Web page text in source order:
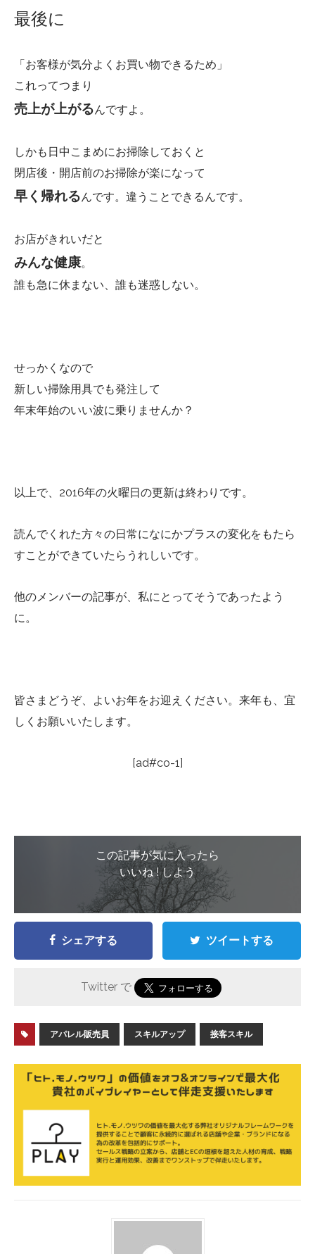
最後に
「お客様が気分よくお買い物できるため」
これってつまり
売上が上がるんですよ。
しかも日中こまめにお掃除しておくと
閉店後・開店前のお掃除が楽になって
早く帰れるんです。違うことできるんです。
お店がきれいだと
みんな健康。
誰も急に休まない、誰も迷惑しない。
せっかくなので
新しい掃除用具でも発注して
年末年始のいい波に乗りませんか？
以上で、2016年の火曜日の更新は終わりです。
読んでくれた方々の日常になにかプラスの変化をもたら
すことができていたらうれしいです。
他のメンバーの記事が、私にとってそうであったよう
に。
皆さまどうぞ、よいお年をお迎えください。来年も、宜
しくお願いいたします。
[ad#co-1]
この記事が気に入ったら
いいね ! しよう
シェアする ツイートする
Twitter で
アパレル販売員 スキルアップ 接客スキル